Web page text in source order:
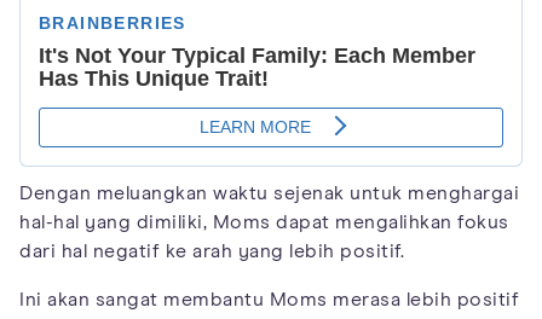
Dengan meluangkan waktu sejenak untuk menghargai
hal-hal yang dimiliki, Moms dapat mengalihkan fokus
dari hal negatif ke arah yang lebih positif.
Ini akan sangat membantu Moms merasa lebih positif